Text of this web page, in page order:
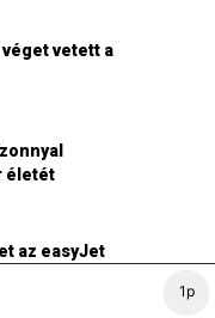
1p
vetett a
életét
az easyJet